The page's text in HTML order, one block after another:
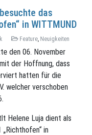
das
in WITTMUND
Feature, Neuigkeiten
den 06. November
der Hoffnung, dass
hatten für die
welcher verschoben
Helene Luja dient als
in